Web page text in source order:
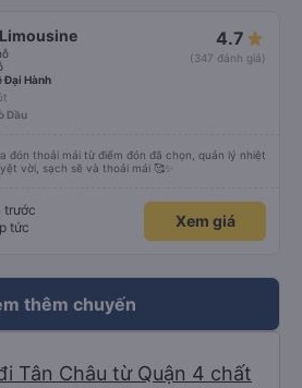
4.7
(347 đánh giá)
Đại Hành
Dầu
đón thoải mái từ điểm đón đã chọn, quản lý nhiệt
vời, sạch sẽ và thoải mái 🥰✨
trước
tức
Xem giá
thêm chuyến
Tân Châu từ Quận 4 chất